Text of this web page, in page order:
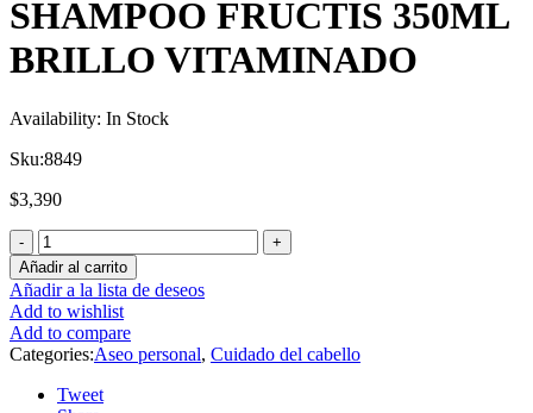
SHAMPOO FRUCTIS 350ML
BRILLO VITAMINADO
Availability: In Stock
Sku:8849
$3,390
Añadir al carrito
Añadir a la lista de deseos
Add to wishlist
Add to compare
Categories:Aseo personal, Cuidado del cabello
Tweet